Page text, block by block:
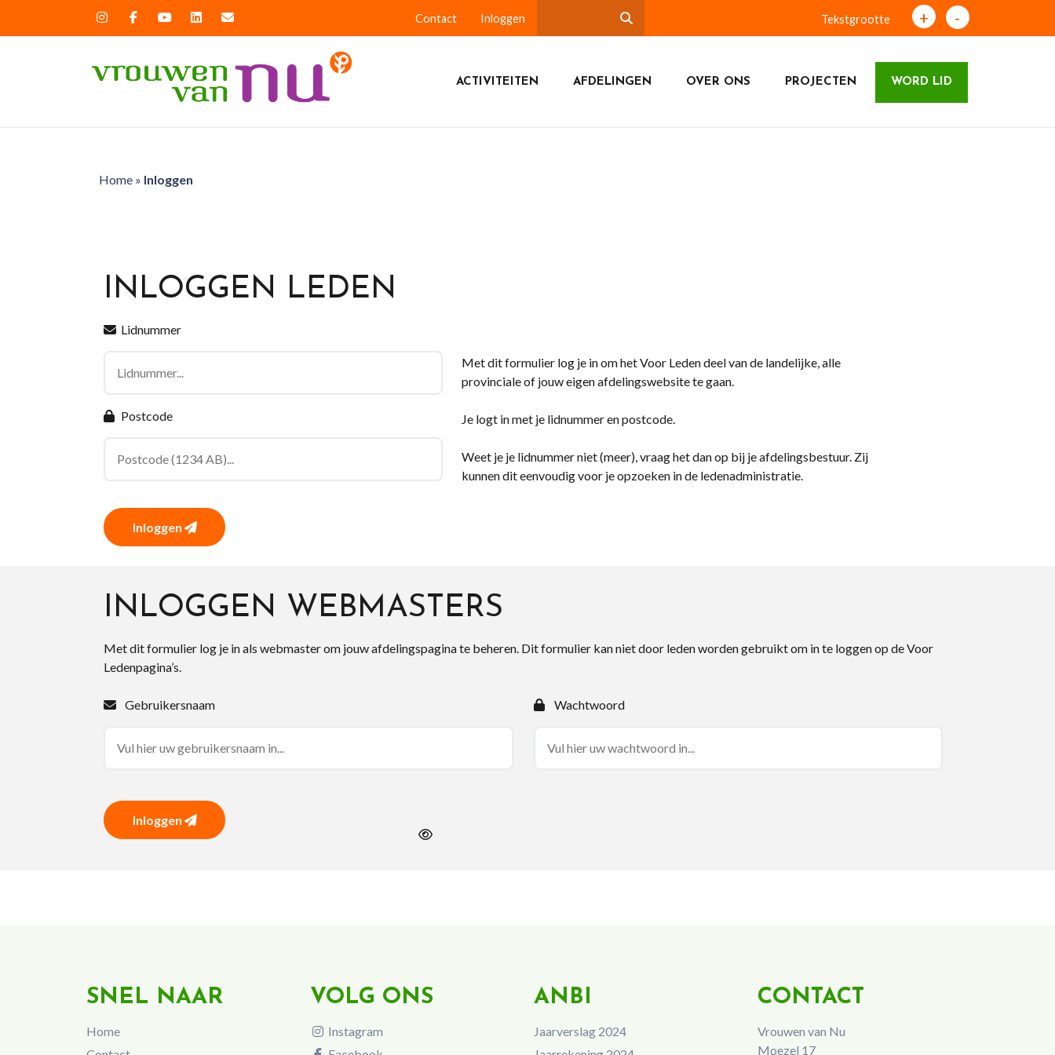
Contact Inloggen Tekstgrootte + -
ACTIVITEITEN AFDELINGEN OVER ONS PROJECTEN WORD LID
Home» Inloggen
INLOGGEN LEDEN
Lidnummer
Postcode
Inloggen
Met dit formulier log je in om het Voor Leden deel van de landelijke, alle
provinciale of jouw eigen afdelingswebsite te gaan.
Je logt in met je lidnummer en postcode.
Weet je je lidnummer niet (meer), vraag het dan op bij je afdelingsbestuur. Zij
kunnen dit eenvoudig voor je opzoeken in de ledenadministratie.
INLOGGEN WEBMASTERS
Met dit formulier log je in als webmaster om jouw afdelingspagina te beheren. Dit formulier kan niet door leden worden gebruikt om in te loggen op de Voor
Ledenpagina’s.
Gebruikersnaam Wachtwoord
Inloggen
SNEL NAAR
Home
VOLG ONS
Instagram
ANBI
Jaarverslag 2024
CONTACT
Vrouwen van Nu
Moezel 17